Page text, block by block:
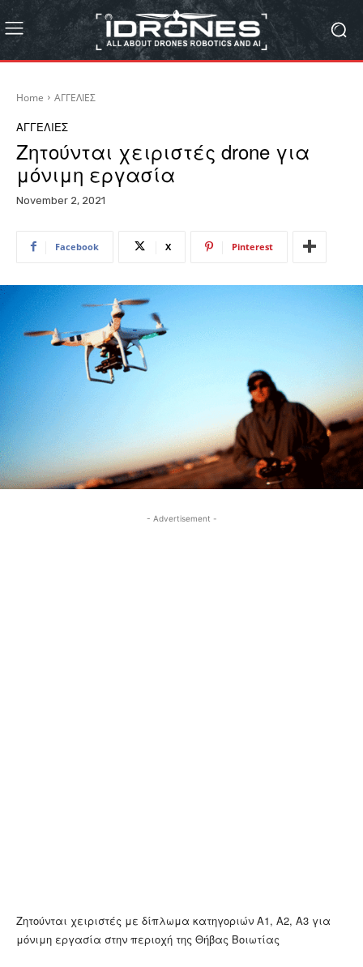
Home ΑΓΓΕΛΙΕΣ
ΑΓΓΕΛΙΕΣ
Ζητούνται χειριστές drone για
μόνιμη εργασία
November 2, 2021
Facebook X Pinterest
- Advertisement -
Ζητούνται χειριστές με δίπλωμα κατηγοριών Α1, Α2, Α3 για
μόνιμη εργασία στην περιοχή της Θήβας Βοιωτίας